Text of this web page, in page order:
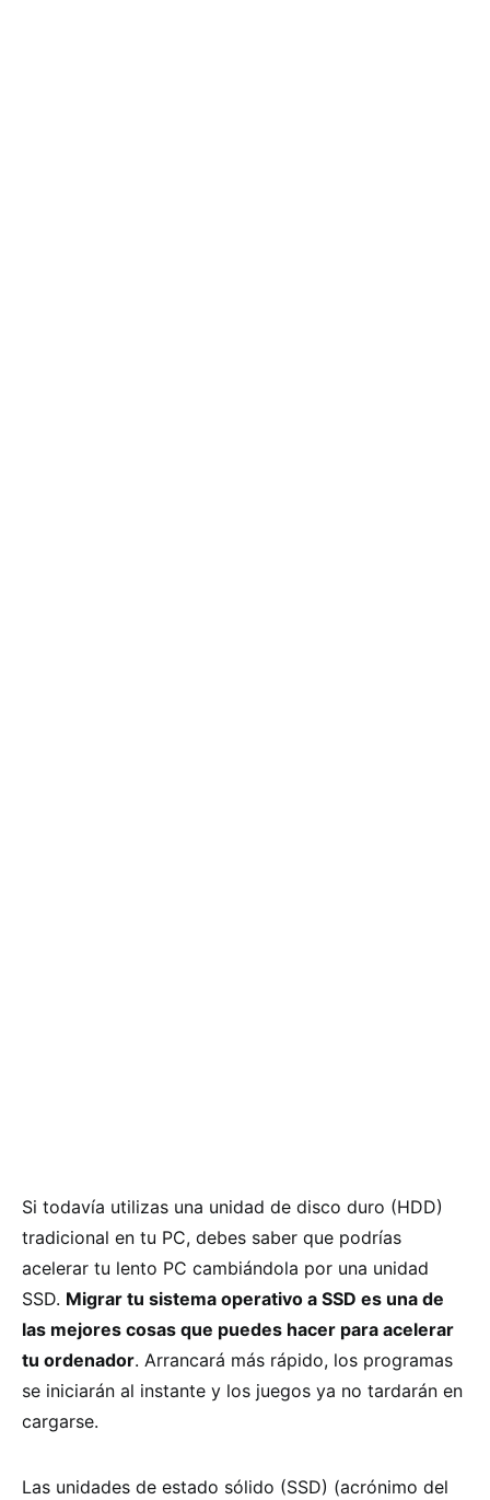
Si todavía utilizas una unidad de disco duro (HDD)
tradicional en tu PC, debes saber que podrías
acelerar tu lento PC cambiándola por una unidad
SSD. Migrar tu sistema operativo a SSD es una de
las mejores cosas que puedes hacer para acelerar
tu ordenador. Arrancará más rápido, los programas
se iniciarán al instante y los juegos ya no tardarán en
cargarse.
Las unidades de estado sólido (SSD) (acrónimo del